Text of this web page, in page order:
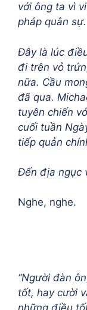
với ông ta vì
pháp quân sự.
Đây là lúc
đi trên vỏ
nữa. Cầu
đã qua.
tuyên chiến
cuối tuần
tiếp quản
Đến địa ngục
Nghe, nghe.
“Người đàn
tốt, hay cười